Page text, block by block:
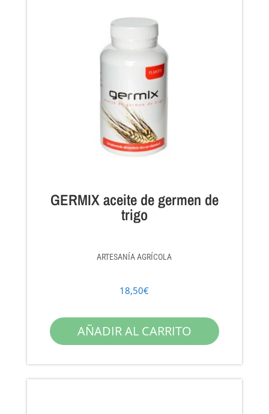
GERMIX aceite de germen de
trigo
ARTESANÍA AGRÍCOLA
18,50€
AÑADIR AL CARRITO